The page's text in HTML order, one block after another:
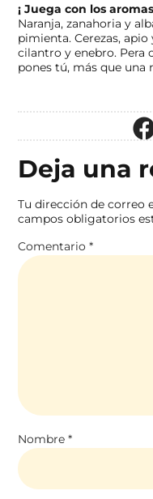
¡ Juega con los
Naranja, zanahoria y
pimienta. Cerezas,
cilantro y enebro. Pera
pones tú, más que una
Deja una
Tu dirección de correo
campos obligatorios
Comentario*
Nombre*